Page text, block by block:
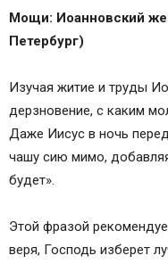
Мощи: Иоанновский
Петербург)
Изучая житие и труды
дерзновение, с каким
Даже Иисус в ночь
чашу сию мимо,
будет».
Этой фразой
веря, Господь изберет